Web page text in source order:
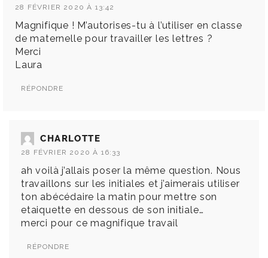
28 FÉVRIER 2020 À 13:42
Magnifique ! M’autorises-tu à l’utiliser en classe
de maternelle pour travailler les lettres ?
Merci
Laura
RÉPONDRE
CHARLOTTE
28 FÉVRIER 2020 À 16:33
ah voilà j’allais poser la même question. Nous
travaillons sur les initiales et j’aimerais utiliser
ton abécédaire la matin pour mettre son
etaiquette en dessous de son initiale…
merci pour ce magnifique travail
RÉPONDRE